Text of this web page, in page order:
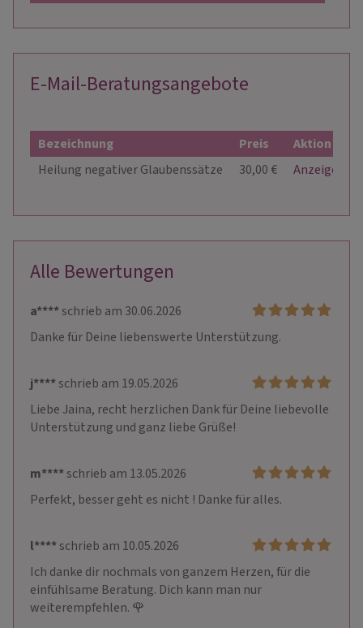
E-Mail-Beratungsangebote
Bezeichnung Preis
Aktion
Heilung negativer Glaubenssätze
30,00 € Anzeigen
Alle Bewertungen
a****schrieb am 30.06.2026
Danke für Deine liebenswerte Unterstützung.
j****schrieb am 19.05.2026
Liebe Jaina, recht herzlichen Dank für Deine liebevolle
Unterstützung und ganz liebe Grüße!
m****schrieb am 13.05.2026
Perfekt, besser geht es nicht ! Danke für alles.
l****schrieb am 10.05.2026
Ich danke dir nochmals von ganzem Herzen, für die
einfühlsame Beratung. Dich kann man nur
weiterempfehlen. 🌹